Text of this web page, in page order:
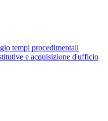
tempi procedimentali
e acquisizione d'ufficio